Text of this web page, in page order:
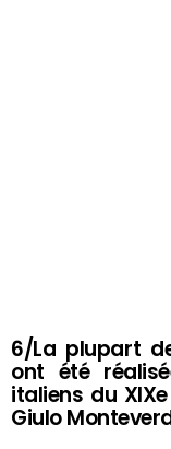
6/La plupart
ont été
italiens du
Giulo